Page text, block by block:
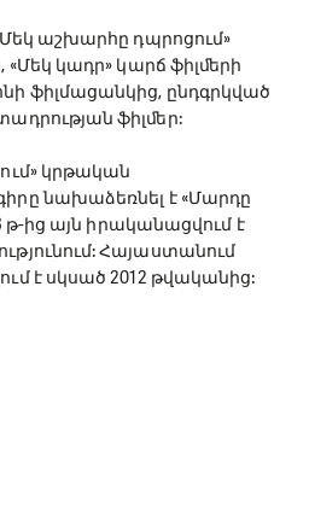
աշխարհը դպրոցում»
կադր» կարճ ֆիլﬔրի
ֆիլմացանկից, ընդգրկված
ֆիլﬔր:
կրթական
նախաձեռնել է «Մարդը
թ-ից այն իրականացվում է
Հայաստանում
է սկսած 2012 թվականից: